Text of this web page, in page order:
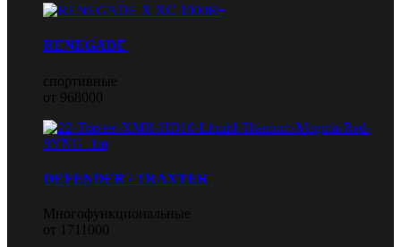
RENEGADE
спортивные
от 968000
DEFENDER / TRAXTER
Многофункциональные
от 1711000